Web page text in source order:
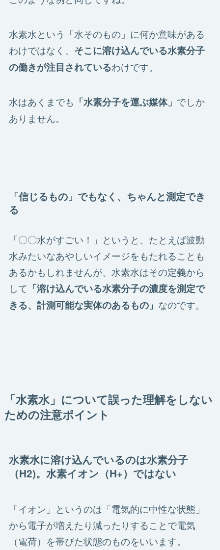
水素水という「水そのもの」に何か意味がある
わけではなく、 そこに溶け込んでいる水素分子
の働きが注目されているわけです。
水はあくまでも 「水素分子を運ぶ媒体」 でしか
ありません。
「信じるもの」でもなく、ちゃんと測定でき
る
「〇〇水がすごい！」というと、たとえば波動
水みたいなあやしいイメージをもたれることも
あるかもしれませんが、水素水はその定義から
して 「溶け込んでいる水素分子の濃度を測定で
きる、計測可能な実体のあるもの」 なのです。
「水素水」について誤った理解をしない
ための注意ポイント
水素水に溶け込んでいるのは水素分子
（H2)。水素イオン（H+）ではない
「イオン」というのは「電気的に中性な状態」
から電子が増えたり減ったりすることで電気
（電荷）を帯びた状態のものをいいます。